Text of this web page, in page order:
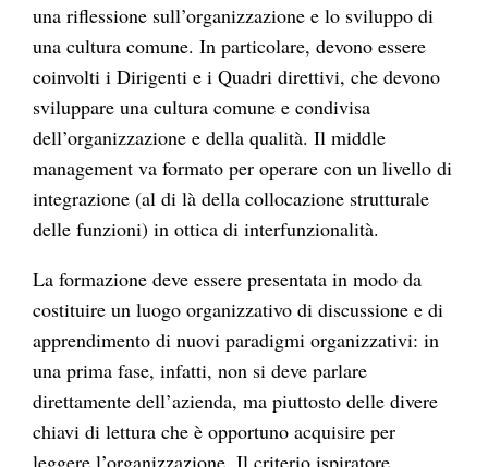
una riflessione sull’organizzazione e lo sviluppo di
una cultura comune. In particolare, devono essere
coinvolti i Dirigenti e i Quadri direttivi, che devono
sviluppare una cultura comune e condivisa
dell’organizzazione e della qualità. Il middle
management va formato per operare con un livello di
integrazione (al di là della collocazione strutturale
delle funzioni) in ottica di interfunzionalità.
La formazione deve essere presentata in modo da
costituire un luogo organizzativo di discussione e di
apprendimento di nuovi paradigmi organizzativi: in
una prima fase, infatti, non si deve parlare
direttamente dell’azienda, ma piuttosto delle divere
chiavi di lettura che è opportuno acquisire per
leggere l’organizzazione. Il criterio ispiratore